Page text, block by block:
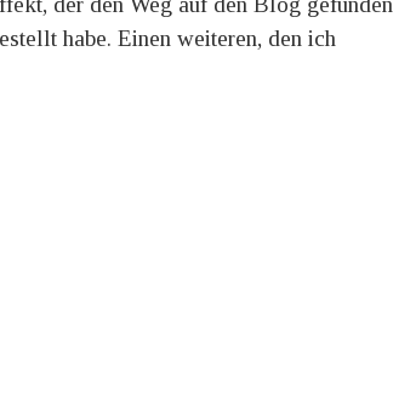
habe. Einen weiteren, den ich